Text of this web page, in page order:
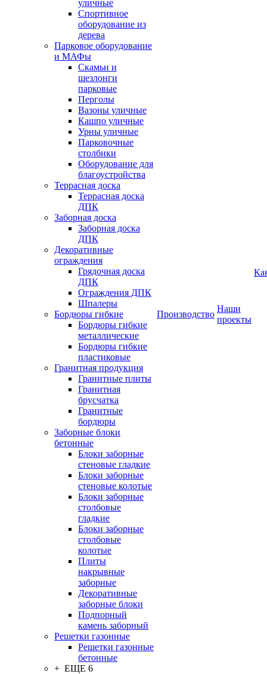
уличные
Спортивное
оборудование из
дерева
Парковое оборудование
и МАФы
Скамьи и
шезлонги
парковые
Перголы
Вазоны уличные
Кашпо уличные
Урны уличные
Парковочные
столбики
Оборудование для
благоустройства
Террасная доска
Террасная доска
ДПК
Заборная доска
Заборная доска
ДПК
Декоративные
ограждения
Грядочная доска
ДПК
Ограждения ДПК
Шпалеры
Бордюры гибкие
Бордюры гибкие
металлические
Бордюры гибкие
пластиковые
Гранитная продукция
Гранитные плиты
Гранитная
брусчатка
Гранитные
бордюры
Заборные блоки
бетонные
Блоки заборные
стеновые гладкие
Блоки заборные
стеновые колотые
Блоки заборные
столбовые
гладкие
Блоки заборные
столбовые
колотые
Плиты
накрывные
заборные
Декоративные
заборные блоки
Подпорный
камень заборный
Решетки газонные
Решетки газонные
бетонные
+ ЕЩЕ 6
Производство
Наши
проекты